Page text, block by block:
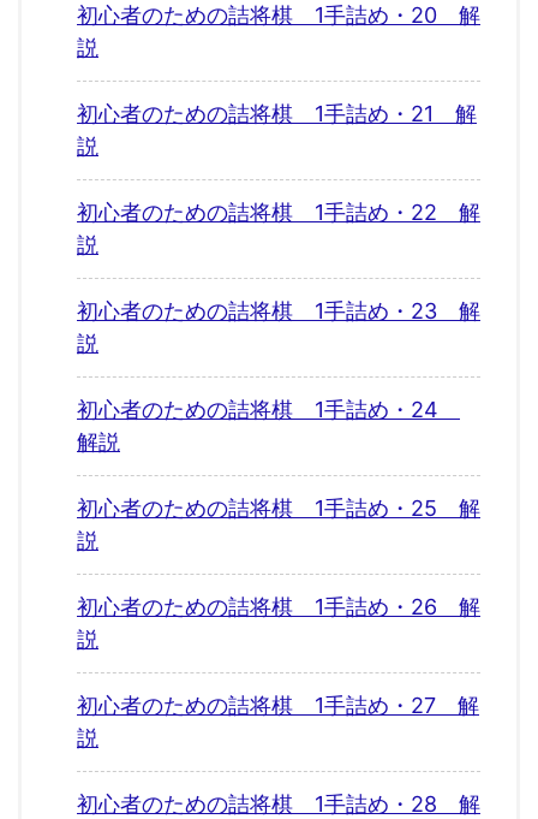
初心者のための詰将棋 1手詰め・20 解
説
初心者のための詰将棋 1手詰め・21 解
説
初心者のための詰将棋 1手詰め・22 解
説
初心者のための詰将棋 1手詰め・23 解
説
初心者のための詰将棋 1手詰め・24
解説
初心者のための詰将棋 1手詰め・25 解
説
初心者のための詰将棋 1手詰め・26 解
説
初心者のための詰将棋 1手詰め・27 解
説
初心者のための詰将棋 1手詰め・28 解